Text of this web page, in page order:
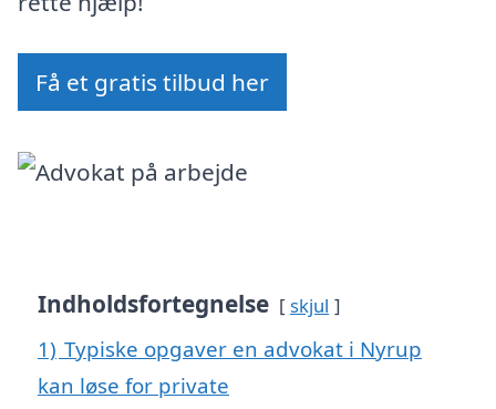
Få et gratis tilbud her
Indholdsfortegnelse skjul
1) Typiske opgaver en advokat i Nyrup
kan løse for private